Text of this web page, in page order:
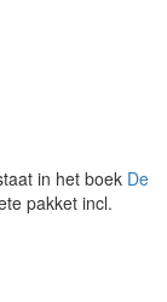
in het boek De
pakket incl.